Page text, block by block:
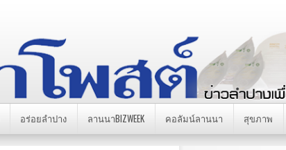
อร่อยลำปาง ลานนาBIZWEEK คอลัมน์ลานนา สุขภาพ